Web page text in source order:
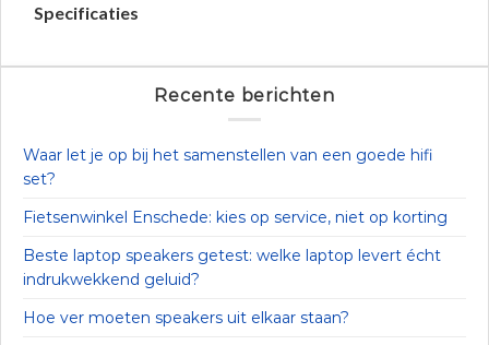
Specificaties
Recente berichten
Waar let je op bij het samenstellen van een goede hifi
set?
Fietsenwinkel Enschede: kies op service, niet op korting
Beste laptop speakers getest: welke laptop levert écht
indrukwekkend geluid?
Hoe ver moeten speakers uit elkaar staan?